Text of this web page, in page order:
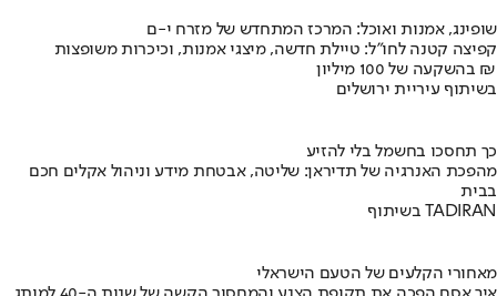
שופינג, אמנות ואוכל: המרכז המתחדש של מזרח י-ם
קפיצה קטנה לחו"ל: טיילת חדשה, מיצגי אמנות, וכיכרות משופצות
בהשקעה של 100 מיליון ₪
בשיתוף עיריית ירושלים
כך תחסכו בחשמל בלי להזיע
מהפכת האנרגיה של תדיראן: שליטה, אבטחת מידע וניהול אקלים חכם
בבית
בשיתוף TADIRAN
מאחורי הקלעים של הטעם הישראלי